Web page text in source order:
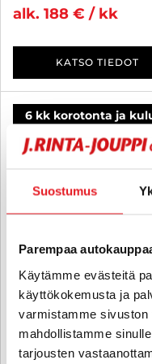
Suostumus
Parempaa
Käytämme evästeitä
käyttökokemusta ja
varmistamme sivuston
mahdollistamme
tarjousten
alk. 188 € / kk
KATSO TIEDOT
6 kk korotonta ja